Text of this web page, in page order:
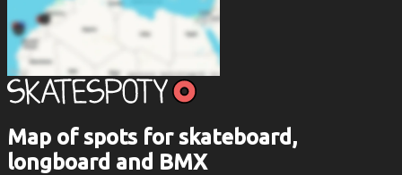
Map of spots for skateboard,
longboard and BMX